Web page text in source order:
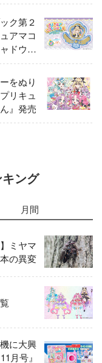
ク第２
アマコ
ドウ
大特
をぬり
リキュ
』発売
ング
月間
ミヤマ
の異変
に大興
月号』